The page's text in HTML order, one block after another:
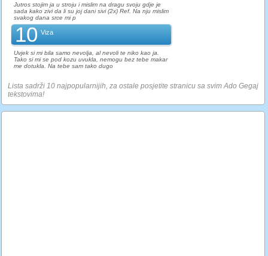
Jutros stojim ja u stroju i mislim na dragu svoju gdje je
sada kako zivi da li su joj dani sivi (2x) Ref. Na nju mislim
svakog dana srce mi p
10 Viza
Uvjek si mi bila samo nevolja, al nevoli te niko kao ja.
Tako si mi se pod kozu uvukla, nemogu bez tebe makar
me dotukla. Na tebe sam tako dugo
Lista sadrži 10 najpopularnijih, za ostale posjetite stranicu sa svim Ado Gegaj
tekstovima!